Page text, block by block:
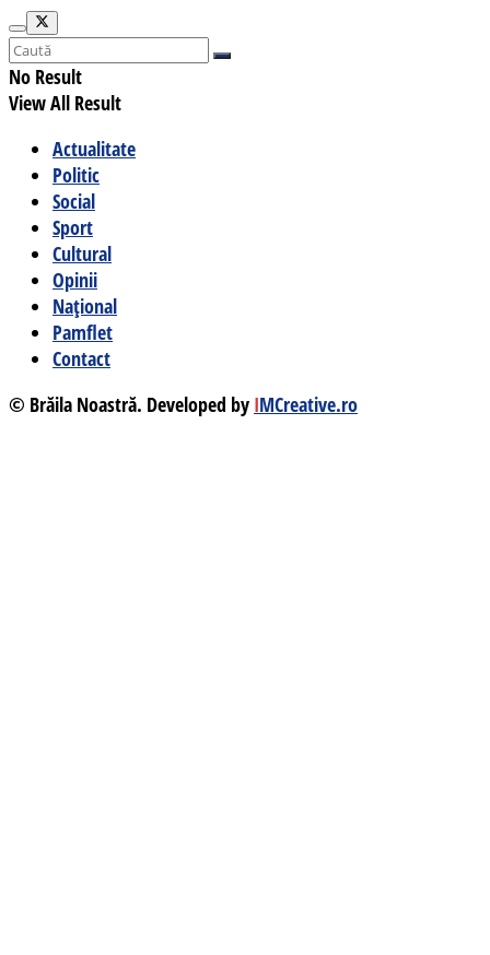
No Result
View All Result
Actualitate
Politic
Social
Sport
Cultural
Opinii
Național
Pamflet
Contact
© Brăila Noastră. Developed by IMCreative.ro